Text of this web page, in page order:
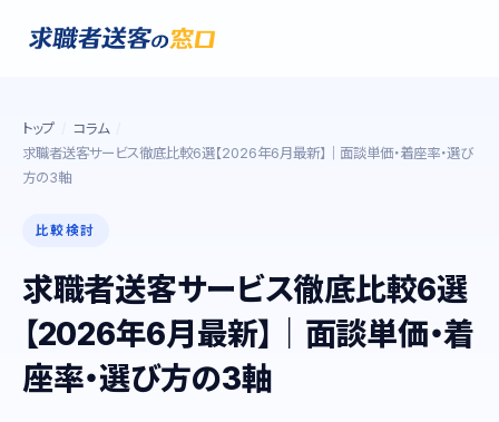
トップ
コラム
求職者送客サービス徹底比較6選【2026年6月最新】｜面談単価・着座率・選び
方の3軸
比較検討
求職者送客サービス徹底比較6選
【2026年6月最新】｜面談単価・着
座率・選び方の3軸